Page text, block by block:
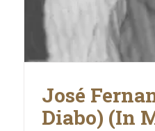
José
Diabo) (In